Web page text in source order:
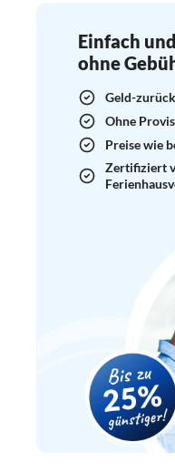
Einfach
ohne
Geld-
Ohne
Preise wie
Zertifiziert